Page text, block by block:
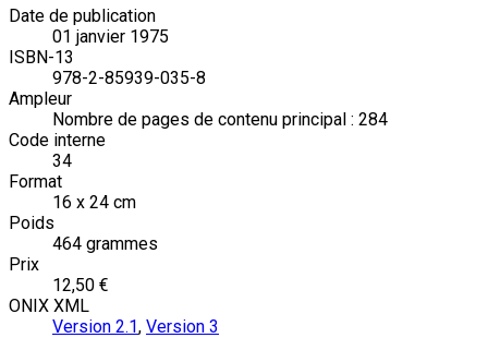
Date de publication
01 janvier 1975
ISBN-13
978-2-85939-035-8
Ampleur
Nombre de pages de contenu principal : 284
Code interne
34
Format
16 x 24 cm
Poids
464 grammes
Prix
12,50 €
ONIX XML
Version 2.1, Version 3